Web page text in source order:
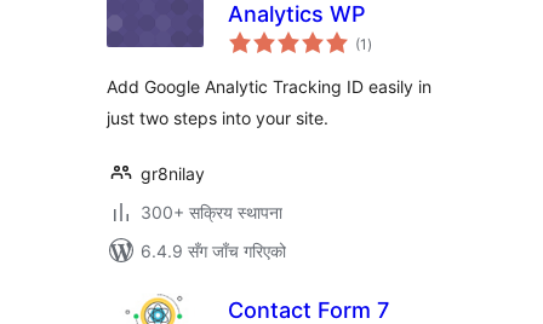
Analytics WP
(1 कुल
रेटिङ्गहरू
)
Add Google Analytic Tracking ID easily in
just two steps into your site.
gr8nilay
300+ सक्रिय स्थापना
6.4.9 सँग जाँच गरिएको
Contact Form 7